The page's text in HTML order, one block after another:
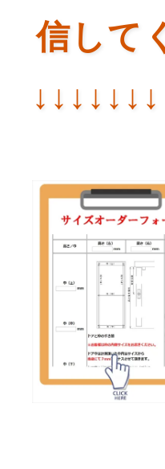
信して